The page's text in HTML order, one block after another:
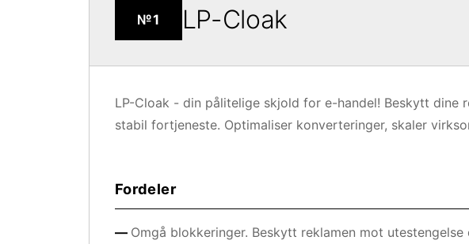
№1 LP-Cloak
LP-Cloak - din pålitelige skjold for e-handel! Beskytt
stabil fortjeneste. Optimaliser konverteringer, skaler
Fordeler
Omgå blokkeringer. Beskytt reklamen mot